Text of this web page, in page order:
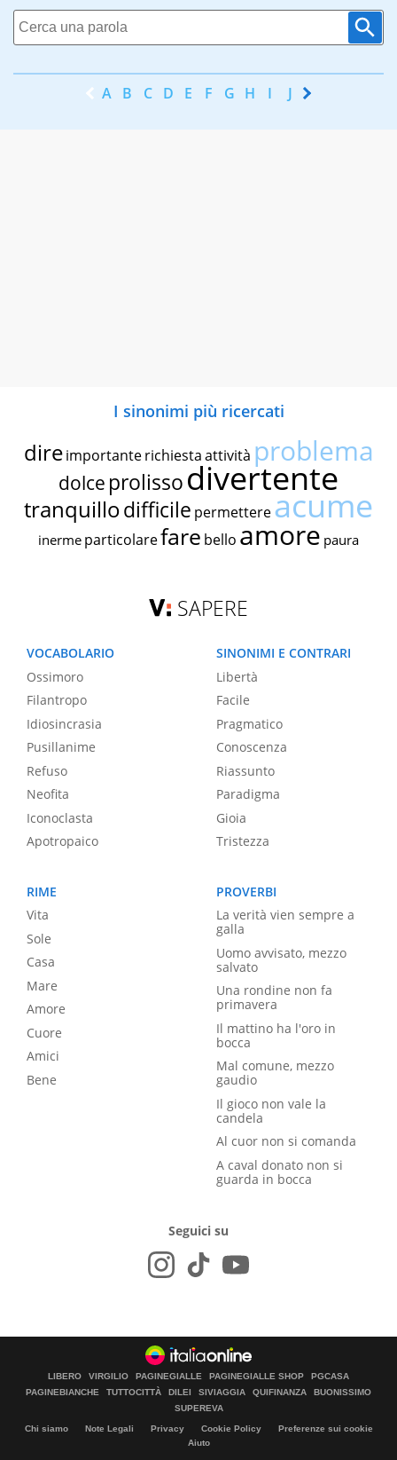
A B C D E F G H I J K
I sinonimi più ricercati
dire importante richiestaattività problema
dolce prolissodivertente
tranquillodifficile permettereacume
inerme particolarefare bello amore paura
SAPERE
VOCABOLARIO
Ossimoro
Filantropo
Idiosincrasia
Pusillanime
Refuso
Neofita
Iconoclasta
Apotropaico
SINONIMI E CONTRARI
Libertà
Facile
Pragmatico
Conoscenza
Riassunto
Paradigma
Gioia
Tristezza
RIME
Vita
Sole
Casa
Mare
Amore
Cuore
Amici
Bene
PROVERBI
La verità vien sempre a
galla
Uomo avvisato, mezzo
salvato
Una rondine non fa
primavera
Il mattino ha l'oro in
bocca
Mal comune, mezzo
gaudio
Il gioco non vale la
candela
Al cuor non si comanda
A caval donato non si
guarda in bocca
Seguici su
LIBERO VIRGILIO PAGINEGIALLE PAGINEGIALLE SHOP
PGCASA
PAGINEBIANCHE
TUTTOCITTÀ DILEI SIVIAGGIA QUIFINANZA
BUONISSIMO
SUPEREVA
Chi siamo Note Legali Privacy Cookie Policy
Preferenze sui cookie
Aiuto